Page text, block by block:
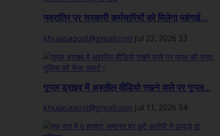
नवरात्रि पर सरकारी कर्मचारियों को मिलेगा महंगाई...
khulasapost@gmail.com Jul 22, 2026 33
गूगल ड्राइव में अश्लील वीडियो रखने वाले पर गूगल...
khulasapost@gmail.com Jul 11, 2026 34